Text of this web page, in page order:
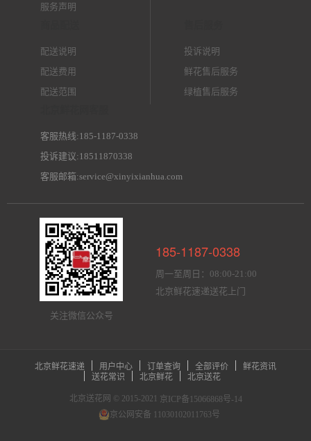
服务声明
配送说明
配送费用
配送范围
投诉说明
鲜花售后服务
绿植售后服务
客服热线:185-1187-0338
投诉建议:18511870338
客服邮箱:service@xinyixianhua.com
关注微信公众号
185-1187-0338
周一至周日：08:00-21:00
北京鲜花速递送花上门
北京鲜花速递 用户中心 订单查询 全部评价
鲜花资讯
送花常识
北京鲜花 北京送花
北京送花网 © 2015-2021
京ICP备15066868号-14
京公网安备 11030102011763号